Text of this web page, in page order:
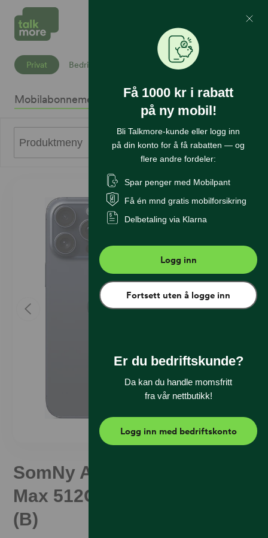
Mine Sider
Privat Bedrift
Mobilabonnement Mobiltelefoner InternettSikkerhet
Produktmeny
SomNy Apple iPhone 15 Pro
Max 512GB Blue Titanium
(B)
Få 1000 kr i rabatt
på ny mobil!
Bli Talkmore-kunde eller logg inn
på din konto for å få rabatten — og
flere andre fordeler:
Spar penger med Mobilpant
Få én mnd gratis mobilforsikring
Delbetaling via Klarna
Logg inn
Fortsett uten å logge inn
Er du bedriftskunde?
Da kan du handle momsfritt
fra vår nettbutikk!
Logg inn med bedriftskonto